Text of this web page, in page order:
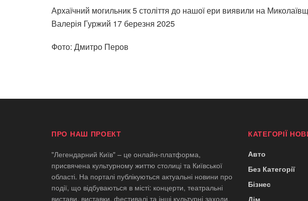
Архаїчний могильник 5 століття до нашої ери виявили на
Валерія Гуржий 17 березня 2025
Фото: Дмитро Перов
ПРО НАШ ПРОЕКТ
"Легендарний Київ" – це онлайн-платформа,
присвячена культурному життю столиці та Київської
області. На порталі публікуються актуальні новини про
події, що відбуваються в місті: концерти, театральні
вистави, виставки, фестивалі та інші культурні заходи.
КАТЕГОРІЇ
Авто
Без Категорії
Бізнес
Дім